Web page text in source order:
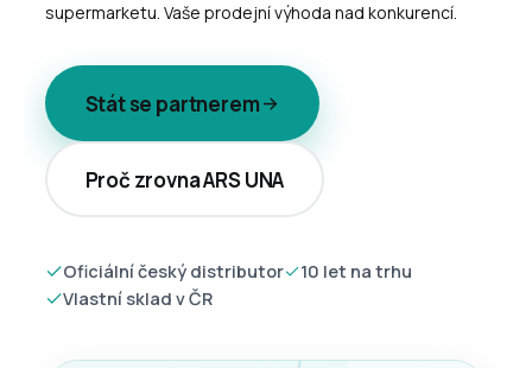
supermarketu. Vaše prodejní výhoda nad konkurencí.
Stát se partnerem
Proč zrovna ARS UNA
Oficiální český distributor
10 let na trhu
Vlastní sklad v ČR